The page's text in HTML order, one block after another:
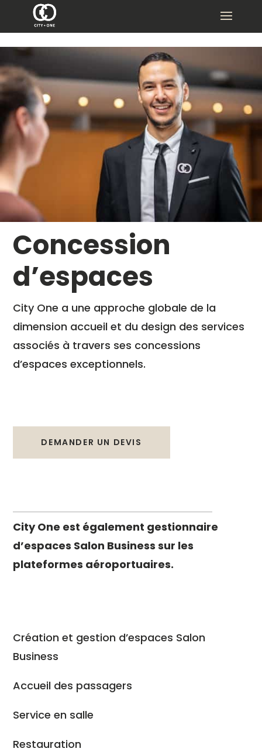
Concession
d’espaces
City One a une approche globale de la
dimension accueil et du design des services
associés à travers ses concessions
d’espaces exceptionnels.
DEMANDER UN DEVIS
City One est également gestionnaire
d’espaces Salon Business sur les
plateformes aéroportuaires.
Création et gestion d’espaces Salon
Business
Accueil des passagers
Service en salle
Restauration